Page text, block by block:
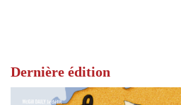
Dernière édition